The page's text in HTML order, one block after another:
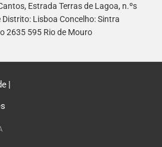
Estrada Terras de Lagoa, n.ºs
Lisboa Concelho: Sintra
2635 595 Rio de Mouro
|